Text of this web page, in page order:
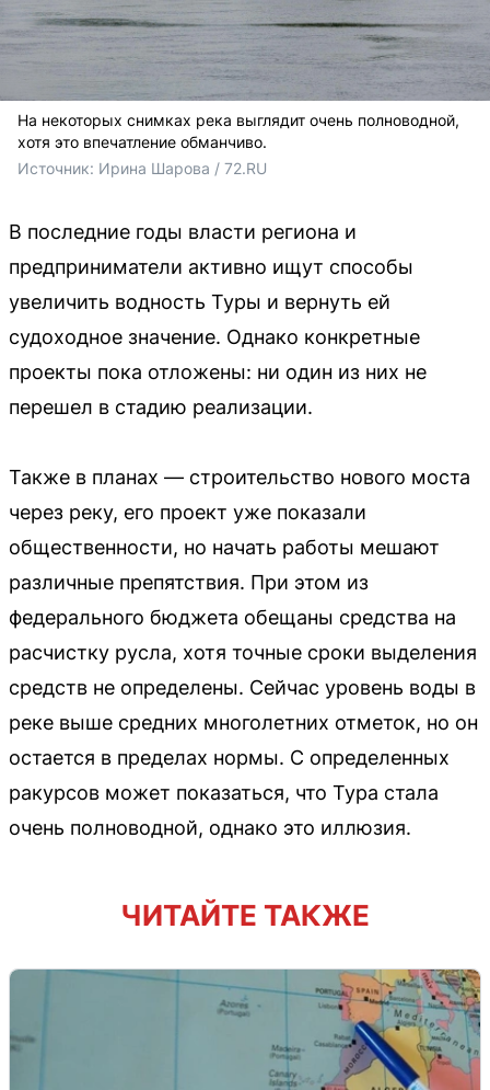
На некоторых снимках река выглядит очень полноводной,
хотя это впечатление обманчиво.
Источник: Ирина Шарова / 72.RU
В последние годы власти региона и
предприниматели активно ищут способы
увеличить водность Туры и вернуть ей
судоходное значение. Однако конкретные
проекты пока отложены: ни один из них не
перешел в стадию реализации.
Также в планах — строительство нового моста
через реку, его проект уже показали
общественности, но начать работы мешают
различные препятствия. При этом из
федерального бюджета обещаны средства на
расчистку русла, хотя точные сроки выделения
средств не определены. Сейчас уровень воды в
реке выше средних многолетних отметок, но он
остается в пределах нормы. С определенных
ракурсов может показаться, что Тура стала
очень полноводной, однако это иллюзия.
ЧИТАЙТЕ ТАКЖЕ